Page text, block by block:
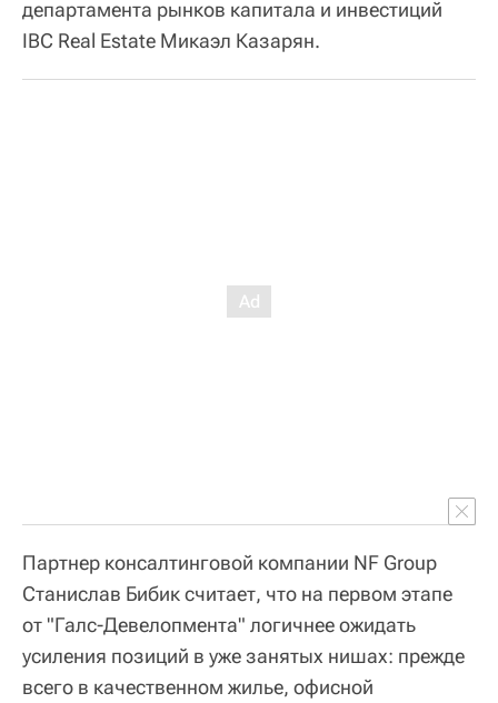
департамента рынков капитала и инвестиций
IBC Real Estate Микаэл Казарян.
Партнер консалтинговой компании NF Group
Станислав Бибик считает, что на первом этапе
от "Галс-Девелопмента" логичнее ожидать
усиления позиций в уже занятых нишах: прежде
всего в качественном жилье, офисной